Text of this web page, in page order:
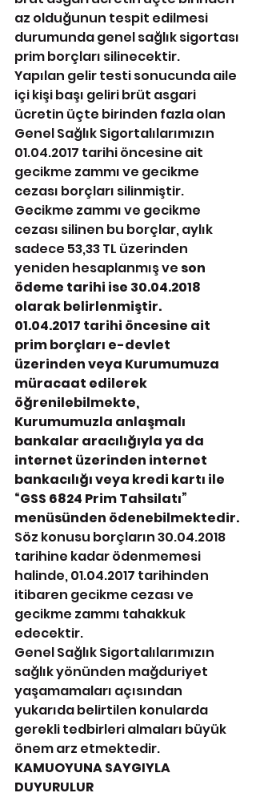
az olduğunun tespit edilmesi
durumunda genel sağlık sigortası
prim borçları silinecektir.
Yapılan gelir testi sonucunda aile
içi kişi başı geliri brüt asgari
ücretin üçte birinden fazla olan
Genel Sağlık Sigortalılarımızın
01.04.2017 tarihi öncesine ait
gecikme zammı ve gecikme
cezası borçları silinmiştir.
Gecikme zammı ve gecikme
cezası silinen bu borçlar, aylık
sadece 53,33 TL üzerinden
yeniden hesaplanmış ve son
ödeme tarihi ise 30.04.2018
olarak belirlenmiştir.
01.04.2017 tarihi öncesine ait
prim borçları e-devlet
üzerinden veya Kurumumuza
müracaat edilerek
öğrenilebilmekte,
Kurumumuzla anlaşmalı
bankalar aracılığıyla ya da
internet üzerinden internet
bankacılığı veya kredi kartı ile
“GSS 6824 Prim Tahsilatı”
menüsünden ödenebilmektedir.
Söz konusu borçların 30.04.2018
tarihine kadar ödenmemesi
halinde, 01.04.2017 tarihinden
itibaren gecikme cezası ve
gecikme zammı tahakkuk
edecektir.
Genel Sağlık Sigortalılarımızın
sağlık yönünden mağduriyet
yaşamamaları açısından
yukarıda belirtilen konularda
gerekli tedbirleri almaları büyük
önem arz etmektedir.
KAMUOYUNA SAYGIYLA
DUYURULUR